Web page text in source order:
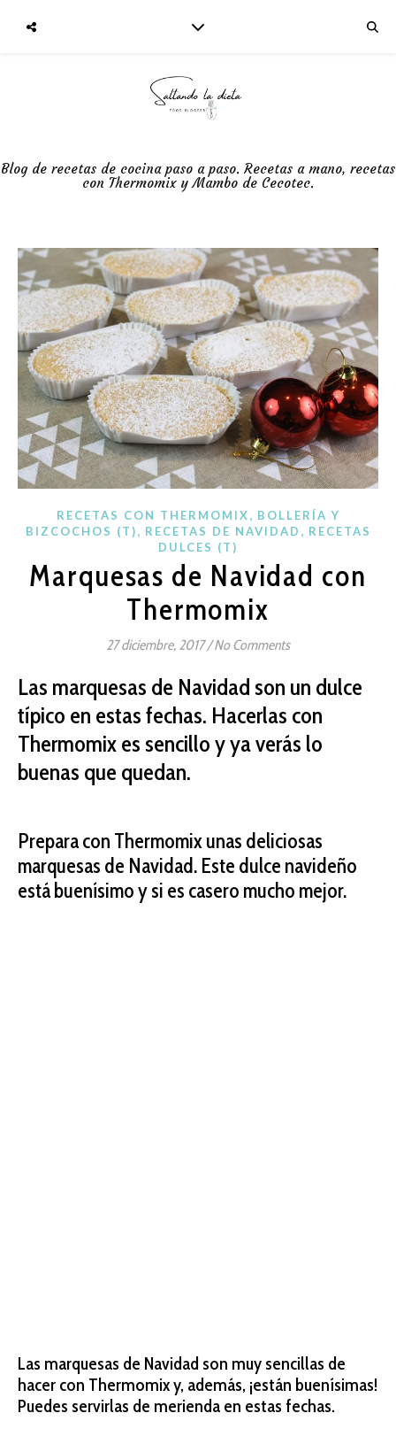
Blog de recetas de cocina paso a paso. Recetas a mano, recetas
con Thermomix y Mambo de Cecotec.
RECETAS CON THERMOMIX, BOLLERÍA Y
BIZCOCHOS (T), RECETAS DE NAVIDAD , RECETAS
DULCES (T)
Marquesas de Navidad con
Thermomix
27 diciembre, 2017/ No Comments
Las marquesas de Navidad son un dulce
típico en estas fechas. Hacerlas con
Thermomix es sencillo y ya verás lo
buenas que quedan.
Prepara con Thermomix unas deliciosas
marquesas de Navidad. Este dulce navideño
está buenísimo y si es casero mucho mejor.
Las marquesas de Navidad son muy sencillas de
hacer con Thermomix y, además, ¡están buenísimas!
Puedes servirlas de merienda en estas fechas.